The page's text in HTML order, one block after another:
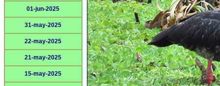
01-jun-2025
31-may-2025
22-may-2025
21-may-2025
15-may-2025